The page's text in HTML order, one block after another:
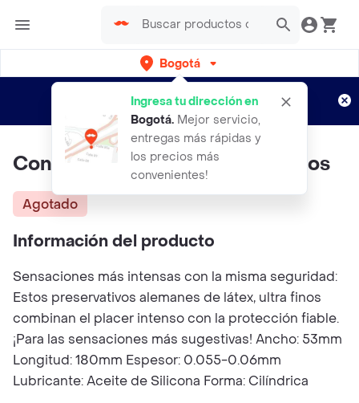
Bogotá
Ingresa tu dirección en
Bogotá. Mejor servicio,
entregas más rápidas y
los precios más
convenientes!
envíos gratis por semanas
Aplican TyC
Condones Vitalis Super Delgados
Agotado
Información del producto
Sensaciones más intensas con la misma seguridad:
Estos preservativos alemanes de látex, ultra finos
combinan el placer intenso con la protección fiable.
¡Para las sensaciones más sugestivas! Ancho: 53mm
Longitud: 180mm Espesor: 0.055-0.06mm
Lubricante: Aceite de Silicona Forma: Cilíndrica